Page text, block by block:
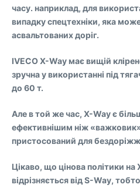
часу. наприклад, для
випадку спецтехніки, яка
асвальтованих доріг.
IVECO X-Way має вищій
зручна у використанні під
до 60 т.
Але в той же час, X-Way є
ефективнішим ніж
пристосований для
Цікаво, що цінова політики
відрізняється від S-Way,